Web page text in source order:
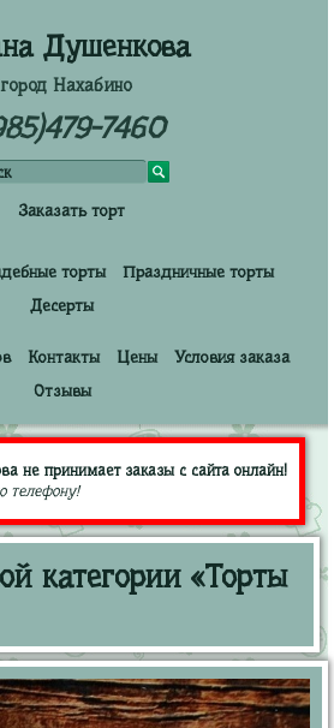
Душенкова
город Нахабино
7460
Заказать торт
торты
Праздничные торты
Десерты
Контакты Цены
Условия заказа
Отзывы
не принимает заказы с сайта онлайн!
телефону!
категории «Торты